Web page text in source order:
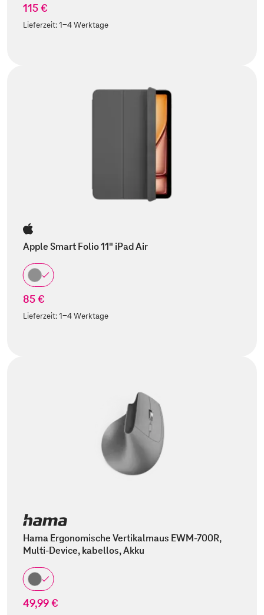
115 €
Lieferzeit:1-4 Werktage
Apple Smart Folio 11" iPad Air
85 €
Lieferzeit:1-4 Werktage
Hama Ergonomische Vertikalmaus EWM-700R,
Multi-Device, kabellos, Akku
49,99 €